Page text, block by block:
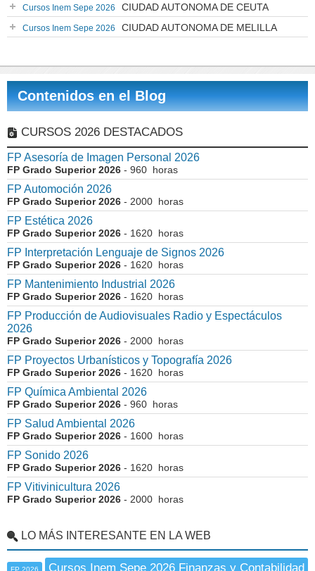
Cursos Inem Sepe 2026 CIUDAD AUTONOMA DE CEUTA
Cursos Inem Sepe 2026 CIUDAD AUTONOMA DE MELILLA
Contenidos en el Blog
CURSOS 2026 DESTACADOS
FP Asesoría de Imagen Personal 2026
FP Grado Superior 2026 - 960 horas
FP Automoción 2026
FP Grado Superior 2026 - 2000 horas
FP Estética 2026
FP Grado Superior 2026 - 1620 horas
FP Interpretación Lenguaje de Signos 2026
FP Grado Superior 2026 - 1620 horas
FP Mantenimiento Industrial 2026
FP Grado Superior 2026 - 1620 horas
FP Producción de Audiovisuales Radio y Espectáculos
2026
FP Grado Superior 2026 - 2000 horas
FP Proyectos Urbanísticos y Topografía 2026
FP Grado Superior 2026 - 1620 horas
FP Química Ambiental 2026
FP Grado Superior 2026 - 960 horas
FP Salud Ambiental 2026
FP Grado Superior 2026 - 1600 horas
FP Sonido 2026
FP Grado Superior 2026 - 1620 horas
FP Vitivinicultura 2026
FP Grado Superior 2026 - 2000 horas
LO MÁS INTERESANTE EN LA WEB
FP 2026 Cursos Inem Sepe 2026 Finanzas y Contabilidad